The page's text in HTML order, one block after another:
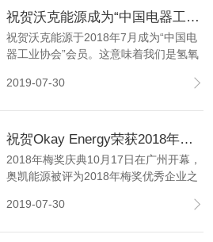
祝贺沃克能源成为“中国电器工业协会”会员！
祝贺沃克能源于2018年7月成为“中国电
器工业协会”会员。这意味着我们是氢氧
业协会（CEEIA）是50强之一。
2019-07-30
祝贺Okay Energy荣获2018年度MEI优秀企业奖！
2018年梅奖庆典10月17日在广州开幕，
奥凯能源被评为2018年梅奖优秀企业之
2019-07-30